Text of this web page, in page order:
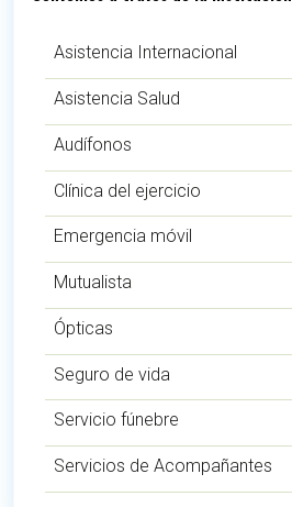
Asistencia Internacional
Asistencia Salud
Audífonos
Clínica del ejercicio
Emergencia móvil
Mutualista
Ópticas
Seguro de vida
Servicio fúnebre
Servicios de Acompañantes